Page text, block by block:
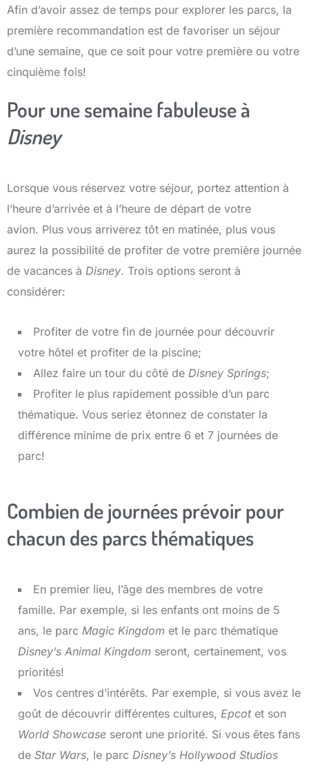
Afin d’avoir assez de temps pour explorer les parcs, la
première recommandation est de favoriser un séjour
d’une semaine, que ce soit pour votre première ou votre
cinquième fois!
Pour une semaine fabuleuse à
Disney
Lorsque vous réservez votre séjour, portez attention à
l’heure d’arrivée et à l’heure de départ de votre
avion. Plus vous arriverez tôt en matinée, plus vous
aurez la possibilité de profiter de votre première journée
de vacances à Disney. Trois options seront à
considérer:
Profiter de votre fin de journée pour découvrir
votre hôtel et profiter de la piscine;
Allez faire un tour du côté de Disney Springs;
Profiter le plus rapidement possible d’un parc
thématique. Vous seriez étonnez de constater la
différence minime de prix entre 6 et 7 journées de
parc!
Combien de journées prévoir pour
chacun des parcs thématiques
En premier lieu, l’âge des membres de votre
famille. Par exemple, si les enfants ont moins de 5
ans, le parc Magic Kingdom et le parc thématique
Disney’s Animal Kingdom seront, certainement, vos
priorités!
Vos centres d’intérêts. Par exemple, si vous avez le
goût de découvrir différentes cultures, Epcotet son
World Showcase seront une priorité. Si vous êtes fans
de Star Wars, le parc Disney’s Hollywood Studios